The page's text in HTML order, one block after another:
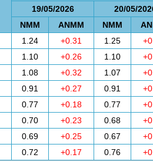
19/05/2026
20/05/
NMM
ANMM NMM
1.24 +0.31 1.25
1.10 +0.26 1.10
1.08 +0.32 1.07
0.91 +0.27 0.91
0.77 +0.18 0.77
0.70 +0.23 0.68
0.69 +0.25 0.67
0.72 +0.17 0.76